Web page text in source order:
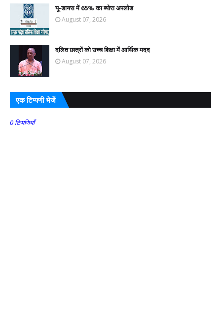
यू-डायस में 65% का ब्योरा अपलोड
August 07, 2026
दलित छात्रों को उच्च शिक्षा में आर्थिक मदद
August 07, 2026
एक टिप्पणी भेजें
0 टिप्पणियाँ